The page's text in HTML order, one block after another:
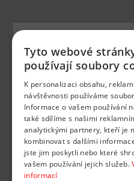
Zákaznická
Můj účet
Tyto webové
používají soubory
K personalizaci obsahu,
návštěvnosti používáme
Informace o vašem používání
také sdílíme s našimi
analytickými partnery, kteří je
kombinovat s dalšími
jste jim poskytli nebo které
vašem používání jejich služeb.
informací